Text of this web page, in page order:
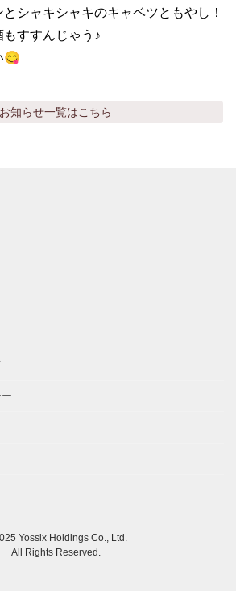
資料
ート（ご来店の方）
リシー
シャキシャキのキャベツともやし！
すすんじゃう♪
😋
お知らせ一覧はこちら
Yossix Holdings Co., Ltd.
All Rights Reserved.